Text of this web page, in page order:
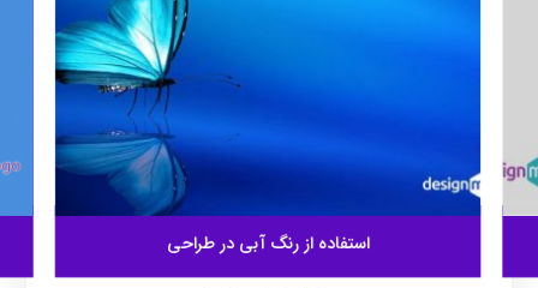
استفاده از رنگ آبی در طراحی